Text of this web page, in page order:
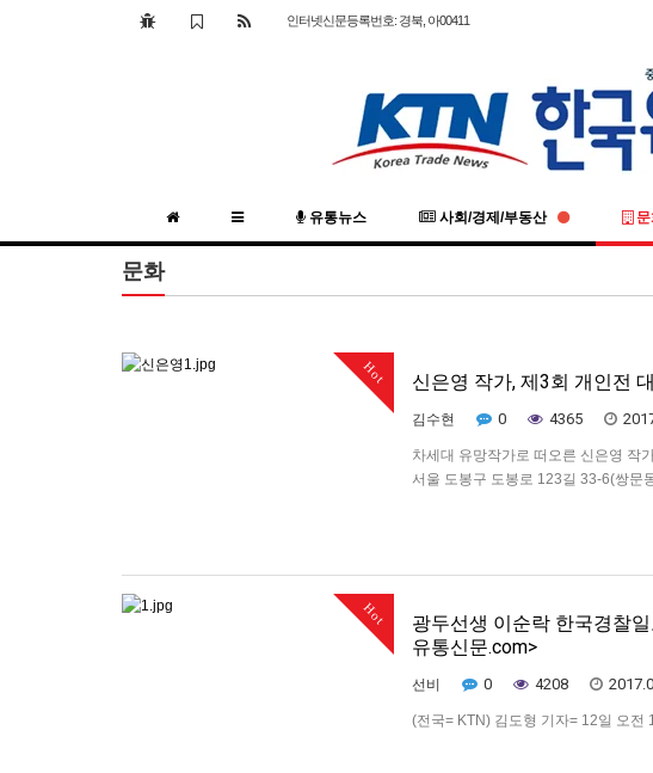
인터넷신문등록번호: 경북, 아00411
유통뉴스 사회/경제/부동산 문
문화
Hot 신은영 작가, 제3회 개인전
김수현 0 4365
차세대 유망작가로 떠오른 신은영 작
서울 도봉구 도봉로 123길 33-6(쌍문
Hot
광두선생 이순락 한국경찰
유통신문.com>
선비 0 4208
(전국= KTN) 김도형 기자= 12일 오